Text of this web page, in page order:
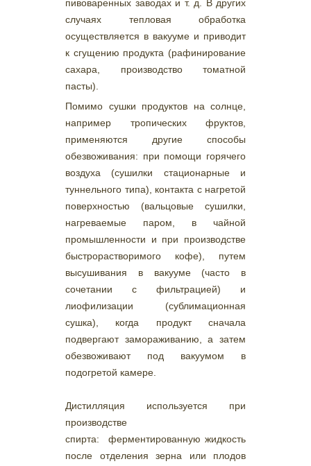
пивоваренных заводах и т. д. В других
случаях тепловая обработка
осуществляется в вакууме и приводит
к сгущению продукта (рафинирование
сахара, производство томатной
пасты).
Помимо сушки продуктов на солнце,
например тропических фруктов,
применяются другие способы
обезвоживания: при помощи горячего
воздуха (сушилки стационарные и
туннельного типа), контакта с нагретой
поверхностью (вальцовые сушилки,
нагреваемые паром, в чайной
промышленности и при производстве
быстрорастворимого кофе), путем
высушивания в вакууме (часто в
сочетании с фильтрацией) и
лиофилизации (сублимационная
сушка), когда продукт сначала
подвергают замораживанию, а затем
обезвоживают под вакуумом в
подогретой камере.
Дистилляция используется при
производстве
спирта: ферментированную жидкость
после отделения зерна или плодов